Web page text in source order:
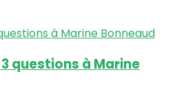
questions à Marine